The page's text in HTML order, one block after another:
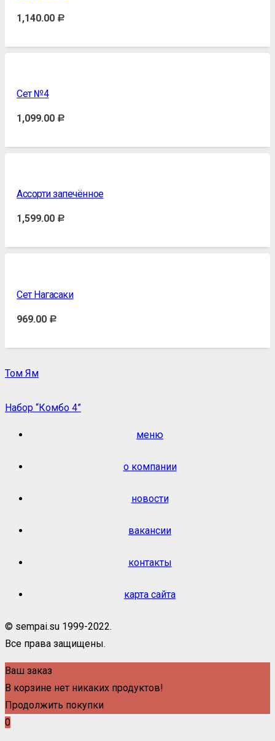
1,140.00 Р
Сет №4
1,099.00 Р
Ассорти запечённое
1,599.00 Р
Сет Нагасаки
969.00 Р
Том Ям
Набор “Комбо 4”
меню
о компании
новости
вакансии
контакты
карта сайта
© sempai.su 1999-2022.
Все права защищены.
Ваш заказ
В корзине нет никаких продуктов!
Продолжить покупки
0